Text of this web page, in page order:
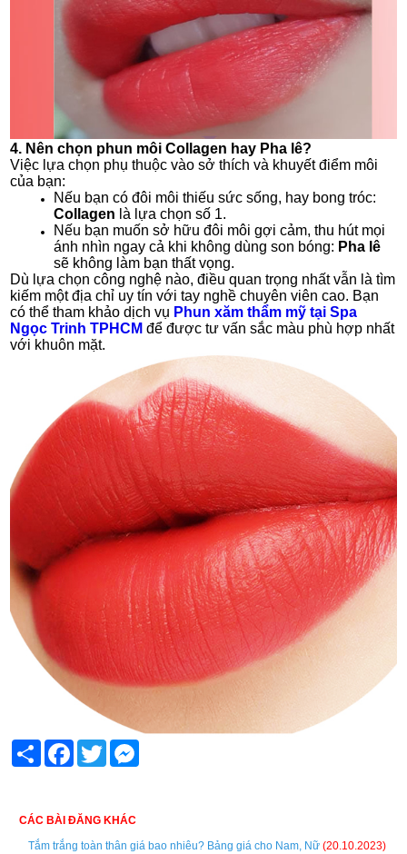
4. Nên chọn phun môi Collagen hay Pha lê?
Việc lựa chọn phụ thuộc vào sở thích và khuyết điểm môi
của bạn:
Nếu bạn có đôi môi thiếu sức sống, hay bong tróc:
Collagen là lựa chọn số 1.
Nếu bạn muốn sở hữu đôi môi gợi cảm, thu hút mọi
ánh nhìn ngay cả khi không dùng son bóng: Pha lê
sẽ không làm bạn thất vọng.
Dù lựa chọn công nghệ nào, điều quan trọng nhất vẫn là tìm
kiếm một địa chỉ uy tín với tay nghề chuyên viên cao. Bạn
có thể tham khảo dịch vụ Phun xăm thẩm mỹ tại Spa
Ngọc Trinh TPHCM để được tư vấn sắc màu phù hợp nhất
với khuôn mặt.
Share FacebookTwitter
CÁC BÀI ĐĂNG KHÁC
Tắm trắng toàn thân giá bao nhiêu? Bảng giá cho Nam, Nữ(20.10.2023)